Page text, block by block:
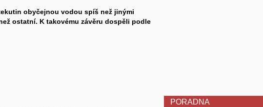
obyčejnou vodou spíš než jinými
ostatní. K takovému závěru dospěli podle
PORADNA